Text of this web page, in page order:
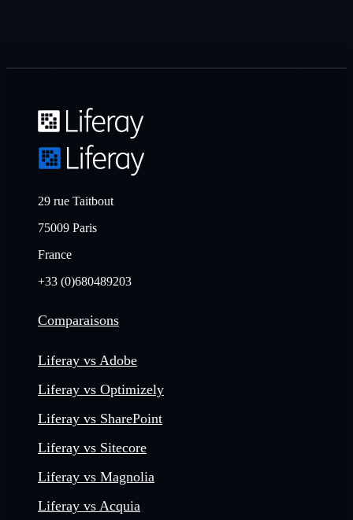
29 rue Taitbout
75009 Paris
France
+33 (0)680489203
Comparaisons
Liferay vs Adobe
Liferay vs Optimizely
Liferay vs SharePoint
Liferay vs Sitecore
Liferay vs Magnolia
Liferay vs Acquia